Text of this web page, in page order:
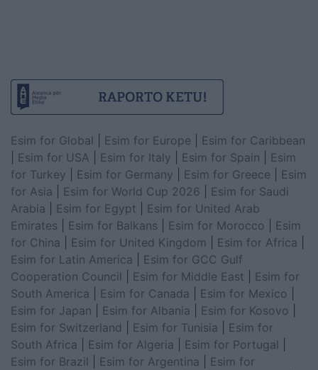
Esim for Global Esim for Europe
Esim for Caribbean
Esim for USA Esim for Italy Esim for Spain
Esim
for Turkey
Esim for Germany Esim for Greece
Esim
for Asia
Esim for World Cup 2026
Esim for Saudi
Arabia
Esim for Egypt
Esim for United Arab
Emirates
Esim for Balkans Esim for Morocco
Esim
for China
Esim for United Kingdom Esim for Africa
Esim for Latin America
Esim for GCC Gulf
Cooperation Council
Esim for Middle East
Esim for
South America
Esim for Canada Esim for Mexico
Esim for Japan
Esim for Albania Esim for Kosovo
Esim for Switzerland
Esim for Tunisia
Esim for
South Africa
Esim for Algeria Esim for Portugal
Esim for Brazil
Esim for Argentina
Esim for